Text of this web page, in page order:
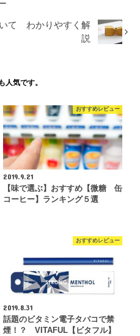
いて わかりやすく解
説
人気です。
おすすめレビュー
2019.9.21
【味で選ぶ】おすすめ【微糖 缶
コーヒー】ランキング５選
おすすめレビュー
2019.8.31
話題のビタミン電子タバコで禁
煙！？ VITAFUL【ビタフル】